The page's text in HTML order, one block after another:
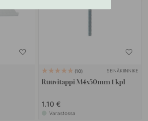
10 SEINÄKIINNIKE
Ruuvitappi M4x50mm 1 kpl
1.10 €
Varastossa